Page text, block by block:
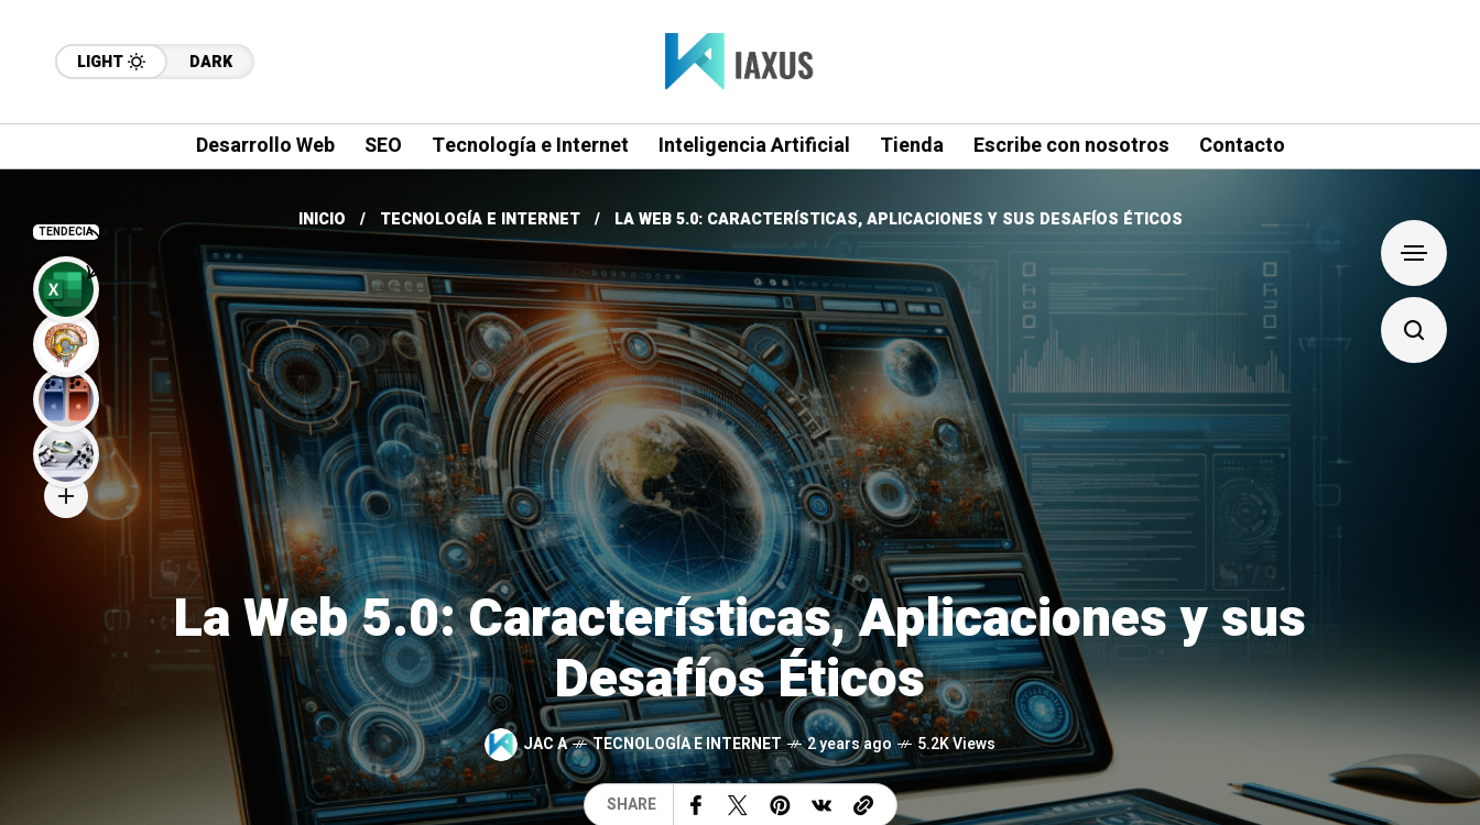
LIGHT DARK
Desarrollo Web SEO Tecnología e Internet Inteligencia Artificial Tienda Escribe con nosotros Contacto
INICIO TECNOLOGÍA E INTERNET LA WEB 5.0: CARACTERÍSTICAS, APLICACIONES Y SUS DESAFÍOS ÉTICOS
La Web 5.0: Características, Aplicaciones y sus
Desafíos Éticos
JAC A TECNOLOGÍA E INTERNET 2 years ago 5.2K Views
SHARE
TENDECIA